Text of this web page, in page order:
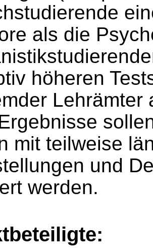
als die
höheren
Lehrämter
mit teilweise
und
werden.